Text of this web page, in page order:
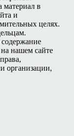
в
и
целях.
содержание
нашем сайте
организации,